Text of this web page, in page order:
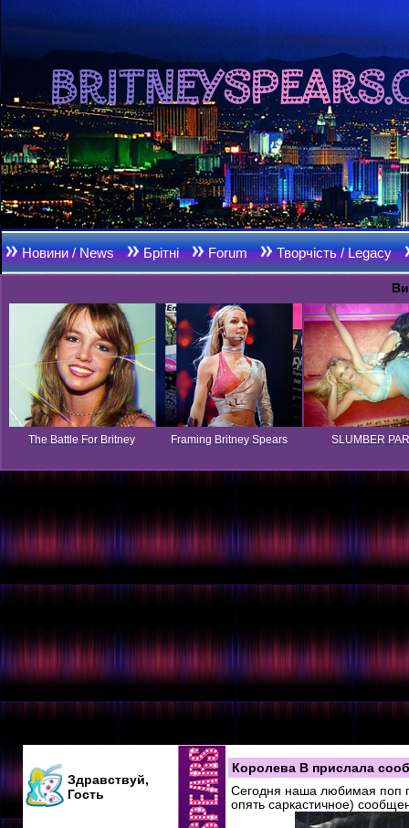
Новини / News Брітні Forum Творчість / Legacy
The Battle For Britney Framing Britney Spears SLUMBER
Здравствуй,
Гость
Королева B прислала
Сегодня наша любимая поп
опять саркастичное)